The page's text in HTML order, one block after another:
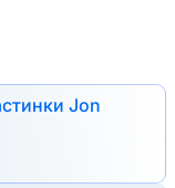
Jon